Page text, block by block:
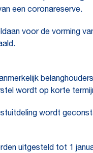
een coronareserve.
voor de vorming
wordt op korte
wordt
uitgesteld tot 1